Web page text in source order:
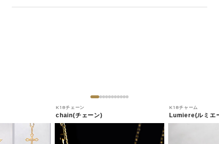
K18チェーン
chain(チェーン)
K18チャーム
Lumiere(ルミエ